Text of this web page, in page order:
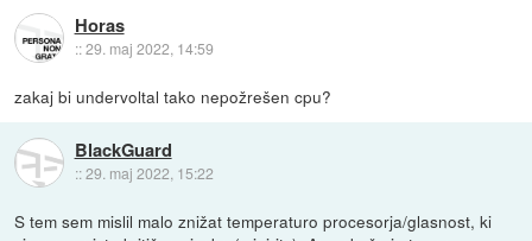
Horas
::29. maj 2022, 14:59
zakaj bi undervoltal tako nepožrešen cpu?
BlackGuard
::29. maj 2022, 15:22
S tem sem mislil malo znižat temperaturo procesorja/glasnost, ki